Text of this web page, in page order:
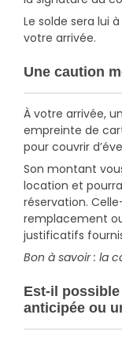
Le solde sera lui
votre arrivée.
Une caution
À votre arrivée,
empreinte de
pour couvrir
Son montant
location et
réservation.
remplacement
justificatifs
Bon à savoir : la
Est-il
anticipée ou